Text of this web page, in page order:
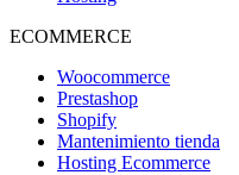
ECOMMERCE
Woocommerce
Prestashop
Shopify
Mantenimiento tienda
Hosting Ecommerce